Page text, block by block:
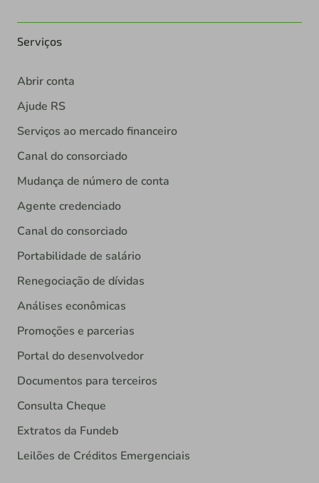
Serviços
Abrir conta
Ajude RS
Serviços ao mercado financeiro
Canal do consorciado
Mudança de número de conta
Agente credenciado
Canal do consorciado
Portabilidade de salário
Renegociação de dívidas
Análises econômicas
Promoções e parcerias
Portal do desenvolvedor
Documentos para terceiros
Consulta Cheque
Extratos da Fundeb
Leilões de Créditos Emergenciais